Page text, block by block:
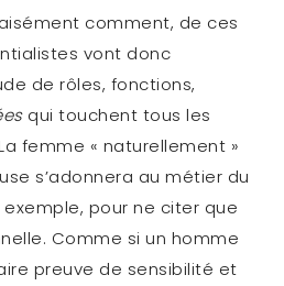
comment, de ces
vont donc
de rôles, fonctions,
qui touchent tous les
femme « naturellement »
s’adonnera au métier du
pour ne citer que
Comme si un homme
preuve de sensibilité et